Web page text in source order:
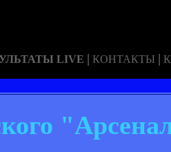
LIVE | КОНТАКТЫ |